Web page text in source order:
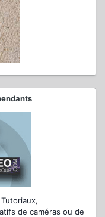
de caméras ou de